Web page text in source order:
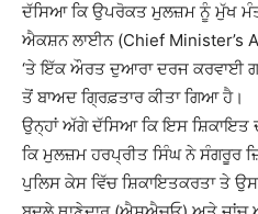
ਦੱਸਿਆ ਕਿ ਉਪਰੋਕਤ ਮੁਲਜ਼ਮ ਨੂੰ ਮੁੱਖ
ਐਕਸ਼ਨ ਲਾਈਨ (Chief Minister’s
‘ਤੇ ਇੱਕ ਔਰਤ ਦੁਆਰਾ ਦਰਜ ਕਰਵਾਈ
ਤੋਂ ਬਾਅਦ ਗ੍ਰਿਫ਼ਤਾਰ ਕੀਤਾ ਗਿਆ ਹੈ।
ਉਨ੍ਹਾਂ ਅੱਗੇ ਦੱਸਿਆ ਕਿ ਇਸ ਸ਼ਿਕਾਇਤ
ਕਿ ਮੁਲਜ਼ਮ ਹਰਪ੍ਰੀਤ ਸਿੰਘ ਨੇ ਸੰਗਰੂਰ
ਪੁਲਿਸ ਕੇਸ ਵਿੱਚ ਸ਼ਿਕਾਇਤਕਰਤਾ ਤੇ